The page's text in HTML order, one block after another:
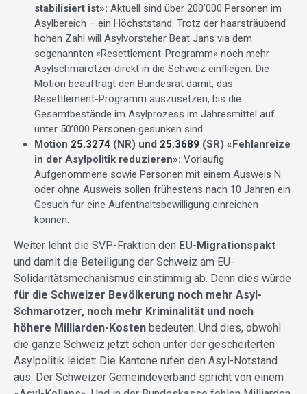
stabilisiert ist»: Aktuell sind über 200’000 Personen im
Asylbereich – ein Höchststand. Trotz der haarsträubend
hohen Zahl will Asylvorsteher Beat Jans via dem
sogenannten «Resettlement-Programm» noch mehr
Asylschmarotzer direkt in die Schweiz einfliegen. Die
Motion beauftragt den Bundesrat damit, das
Resettlement-Programm auszusetzen, bis die
Gesamtbestände im Asylprozess im Jahresmittel auf
unter 50’000 Personen gesunken sind.
Motion 25.3274 (NR) und 25.3689 (SR) «Fehlanreize
in der Asylpolitik reduzieren»: Vorläufig
Aufgenommene sowie Personen mit einem Ausweis N
oder ohne Ausweis sollen frühestens nach 10 Jahren ein
Gesuch für eine Aufenthaltsbewilligung einreichen
können.
Weiter lehnt die SVP-Fraktion den EU-Migrationspakt
und damit die Beteiligung der Schweiz am EU-
Solidaritätsmechanismus einstimmig ab. Denn dies würde
für die Schweizer Bevölkerung noch mehr Asyl-
Schmarotzer, noch mehr Kriminalität und noch
höhere Milliarden-Kosten bedeuten. Und dies, obwohl
die ganze Schweiz jetzt schon unter der gescheiterten
Asylpolitik leidet: Die Kantone rufen den Asyl-Notstand
aus. Der Schweizer Gemeindeverband spricht von einem